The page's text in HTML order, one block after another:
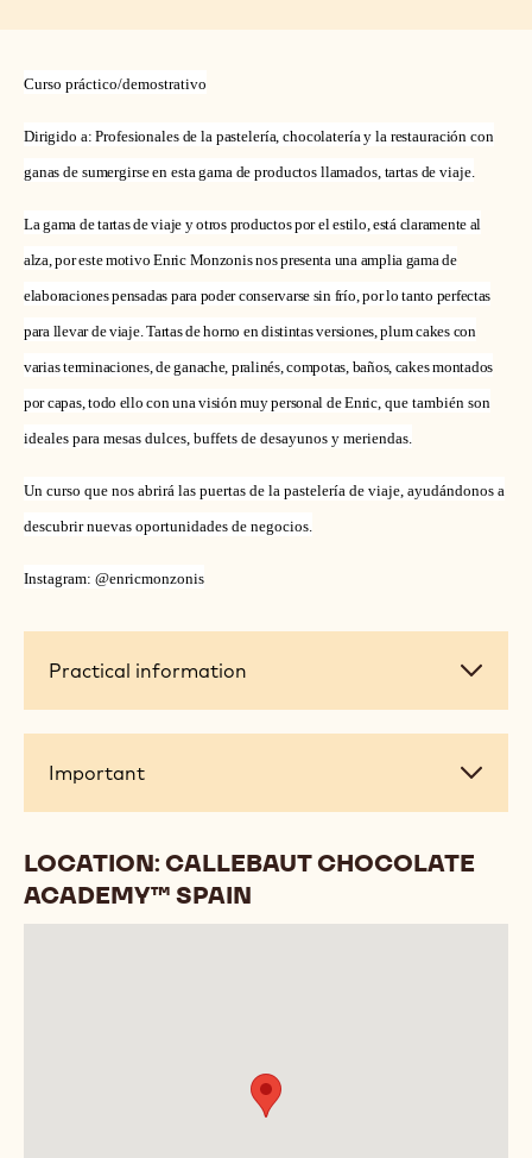
Curso práctico/demostrativo
Dirigido a: Profesionales de la pastelería, chocolatería y la restauración con
ganas de sumergirse en esta gama de productos llamados, tartas de viaje.
La gama de tartas de viaje y otros productos por el estilo, está claramente al
alza, por este motivo Enric Monzonis nos presenta una amplia gama de
elaboraciones pensadas para poder conservarse sin frío, por lo tanto perfectas
para llevar de viaje. Tartas de horno en distintas versiones, plum cakes con
varias terminaciones, de ganache, pralinés, compotas, baños, cakes montados
por capas, todo ello con una visión muy personal de Enric,que también son
ideales para mesas dulces, buffets de desayunos y meriendas.
Un curso que nos abrirá las puertas de la pastelería de viaje, ayudándonos a
descubrir nuevas oportunidades de negocios.
Instagram: @enricmonzonis
Practical
Practical information
Important
Important
LOCATION: CALLEBAUT CHOCOLATE
ACADEMY™ SPAIN